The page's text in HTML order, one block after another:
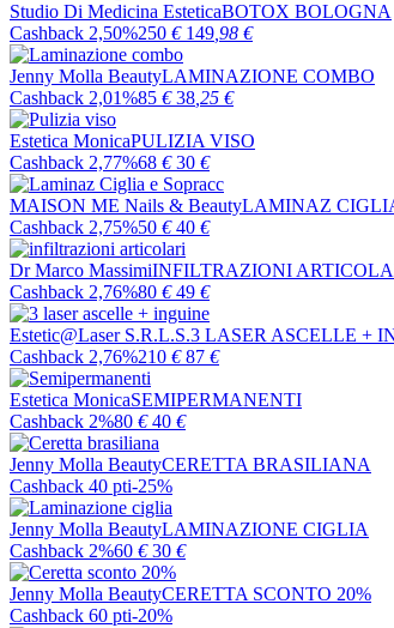
Studio Di Medicina EsteticaBOTOX BOLOGNA
Cashback 2,50%250 € 149 ,98 €
Jenny Molla BeautyLAMINAZIONE COMBO
Cashback 2,01%85 € 38 ,25 €
Estetica MonicaPULIZIA VISO
Cashback 2,77%68 € 30 €
MAISON ME Nails & BeautyLAMINAZ
Cashback 2,75%50 € 40 €
Dr Marco MassimiINFILTRAZIONI
Cashback 2,76%80 € 49 €
Estetic@Laser S.R.L.S.3 LASER ASCELLE +
Cashback 2,76%210 € 87 €
Estetica MonicaSEMIPERMANENTI
Cashback 2%80 € 40 €
Jenny Molla BeautyCERETTA BRASILIANA
Cashback 40 pti-25%
Jenny Molla BeautyLAMINAZIONE CIGLIA
Cashback 2%60 € 30 €
Jenny Molla BeautyCERETTA SCONTO 20%
Cashback 60 pti-20%